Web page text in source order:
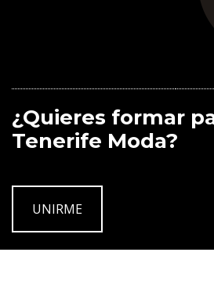
¿Quieres formar
Tenerife Moda?
UNIRME